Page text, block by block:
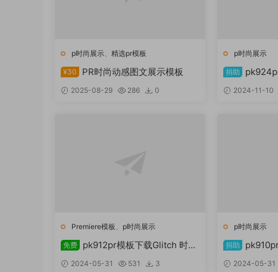
p时尚展示、 精选pr模板
¥30 PR时尚动感图文展示模板
2025-08-29 286 0
p时尚展示
捐助
2024-11-10
Premiere模板、 p时尚展示
免费
pk912pr模板下载Glitch 时尚
2024-05-31 531 3
p时尚展示
捐助
2024-05-31